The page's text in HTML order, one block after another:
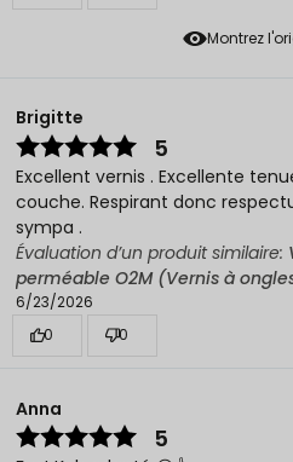
Montrez
Brigitte
5
Excellent vernis . Excellente
couche. Respirant donc
sympa .
Évaluation d’un produit similaire:
perméable O2M (Vernis à
6/23/2026
0
0
Anna
5